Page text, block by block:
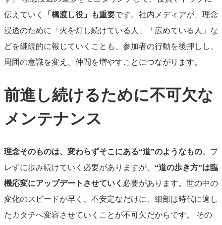
伝えていく
「橋渡し役」も重要です。社内メディアが、理念
浸透のために「火を灯し続けている人」「広めている人」な
どを継続的に報じていくことも、参加者の行動を後押しし、
周囲の意識を変え、仲間を増やすことにつながります。
前進し続けるために不可欠な
メンテナンス
理念そのものは、変わらずそこにある“道”のようなもの。ブ
レずに歩み続けていく必要がありますが
“道の歩き方”は臨
機応変にアップデートさせていく 必要があります。世の中の
変化のスピードが早く、不安定なだけに、細部は時代に適し
たカタチへ変容させていくことが不可欠だからです。
その